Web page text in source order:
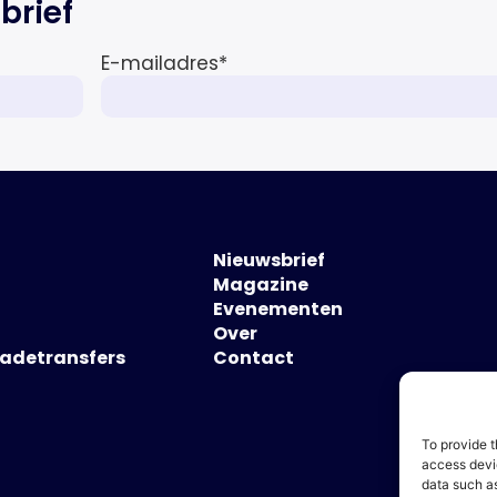
To provide
access
data such
E-mailadres*
Nieuwsbrief
Magazine
Evenementen
Over
Contact